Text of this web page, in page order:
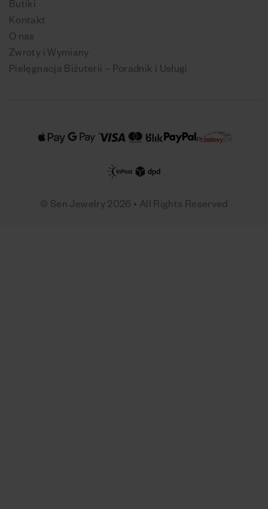
Butiki
Kontakt
O nas
Zwroty i Wymiany
Pielęgnacja Biżuterii – Poradnik i Usługi
© Sen Jewelry 2026 • All Rights Reserved